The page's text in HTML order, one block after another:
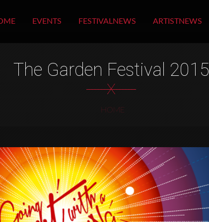
EVENTS FESTIVALNEWS ARTISTNEWS
The Garden Festival 2015
X
HOME